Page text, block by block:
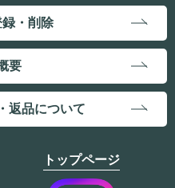
録・削除
要
返品について
トップページ